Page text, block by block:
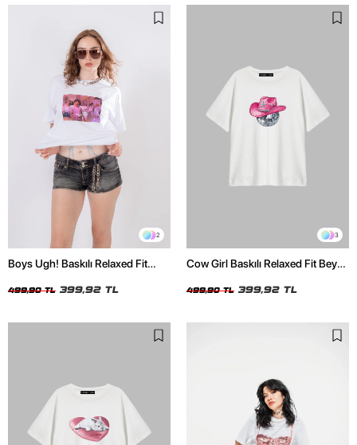
2
Boys Ugh! Baskılı Relaxed Fit
499,90 TL 399,92 TL
3
Cow Girl Baskılı Relaxed Fit Beyaz
499,90 TL 399,92 TL